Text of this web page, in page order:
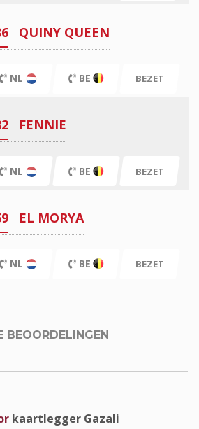
QUINY QUEEN
NL BE BEZET
FENNIE
NL BE BEZET
EL MORYA
NL BE BEZET
BEOORDELINGEN
kaartlegger Gazali